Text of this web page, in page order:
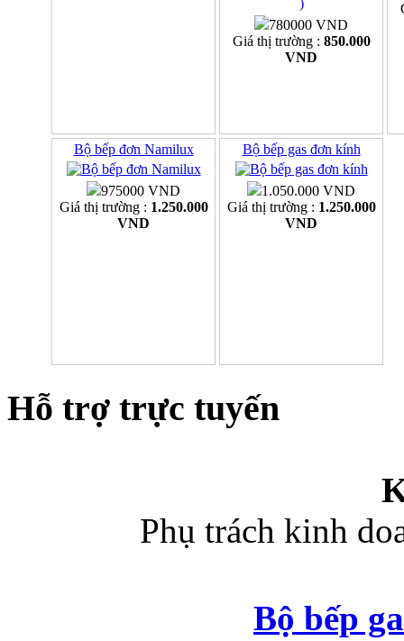
780000 VND
Giá thị trường : 850.000
VND
Bộ bếp đơn Namilux
975000 VND
Giá thị trường : 1.250.000
VND
Bộ bếp gas đơn kính
1.050.000 VND
Giá thị trường : 1.250.000
VND
Hỗ trợ trực tuyến
Phụ trách kinh
Bộ bếp